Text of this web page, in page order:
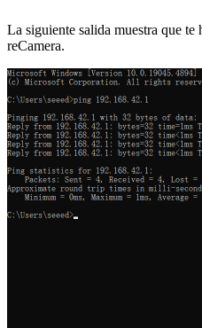
La siguiente salida muestra que te
reCamera.